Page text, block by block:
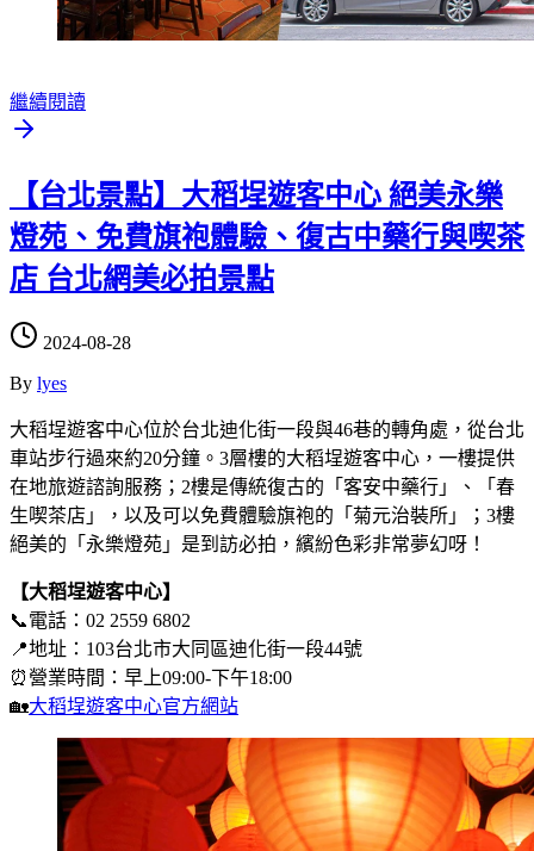
繼續閱讀
【台北景點】大稻埕遊客中心 絕美永樂
燈苑、免費旗袍體驗、復古中藥行與喫茶
店 台北網美必拍景點
2024-08-28
By lyes
大稻埕遊客中心位於台北迪化街一段與46巷的轉角處，從台北
車站步行過來約20分鐘。3層樓的大稻埕遊客中心，一樓提供
在地旅遊諮詢服務；2樓是傳統復古的「客安中藥行」、「春
生喫茶店」，以及可以免費體驗旗袍的「菊元治裝所」；3樓
絕美的「永樂燈苑」是到訪必拍，繽紛色彩非常夢幻呀！
【大稻埕遊客中心】
📞電話：02 2559 6802
📍地址：103台北市大同區迪化街一段44號
⏰營業時間：早上09:00-下午18:00
🏡大稻埕遊客中心官方網站